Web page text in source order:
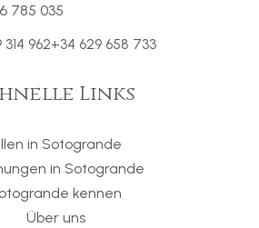
785 035
314 962+34 629 658 733
Links
in Sotogrande
in Sotogrande
kennen
Über uns